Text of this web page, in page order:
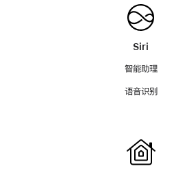
Siri
智能助理
语音识别